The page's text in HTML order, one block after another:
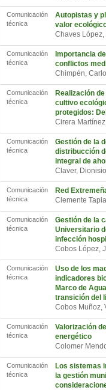
Comunicación
técnica
Autopistas y
valor
Chaves
Comunicación
técnica
Importancia
conflictos
Chimpén,
Comunicación
técnica
Realización
cultivo
protegidos:
Cirera
Comunicación
técnica
Gestión de la
distribucción
integral de
Claver,
Comunicación
técnica
Red
Clemente
Comunicación
técnica
Gestión de la
Universitario
infección
Cobos López,
Comunicación
técnica
Uso de los
indicadores
Marco de
transición del
Cobos Muñoz,
Comunicación
técnica
Valorización
energético
Colomer
Comunicación
técnica
Los sistemas
la gestión